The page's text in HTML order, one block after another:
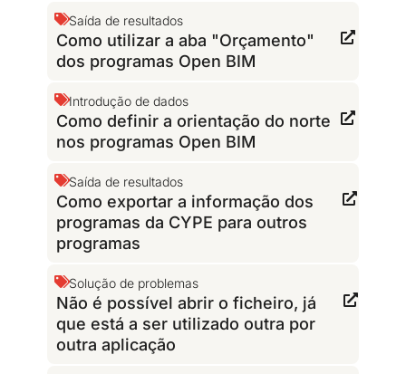
Saída de resultados
Como utilizar a aba "Orçamento"
dos programas Open BIM
Introdução de dados
Como definir a orientação do norte
nos programas Open BIM
Saída de resultados
Como exportar a informação dos
programas da CYPE para outros
programas
Solução de problemas
Não é possível abrir o ficheiro, já
que está a ser utilizado outra por
outra aplicação